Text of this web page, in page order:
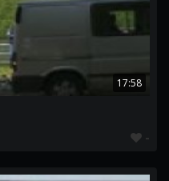
17:58
-